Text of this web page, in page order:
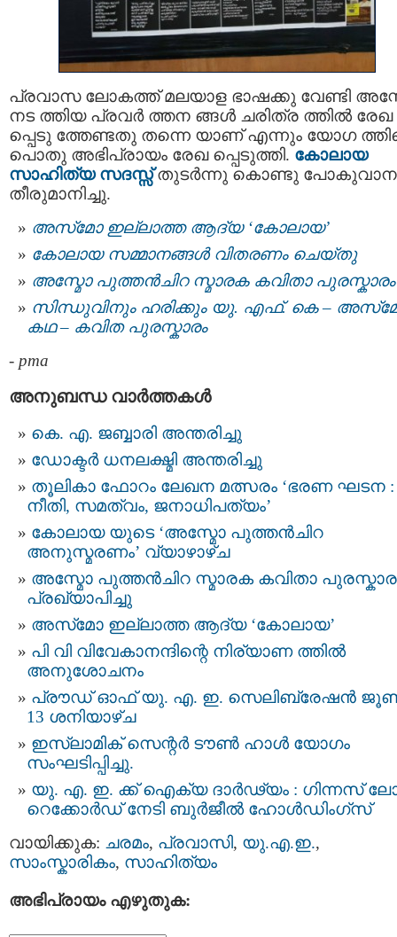
പ്രവാസ ലോകത്ത് മലയാള ഭാഷക്കു വേണ്ടി
നട ത്തിയ പ്രവർ ത്തന ങ്ങൾ ചരിത്ര ത്തിൽ രേഖ
പ്പെടു ത്തേണ്ടതു തന്നെ യാണ് എന്നും യോഗ
പൊതു അഭിപ്രായം രേഖ പ്പെടുത്തി. കോലായ
സാഹിത്യ സദസ്സ്തുടർന്നു കൊണ്ടു
തീരുമാനിച്ചു.
അസ്‌മോ ഇല്ലാത്ത ആദ്യ ‘കോലായ’
കോലായ സമ്മാനങ്ങള്‍ വിതരണം ചെയ്തു
അസ്മോ പുത്തൻചിറ സ്മാരക കവിതാ പുരസ്കാരം
സിന്ധുവിനും ഹരിക്കും യു. എഫ്. കെ –
കഥ – കവിത പുരസ്കാരം
- pma
അനുബന്ധ വാര്‍ത്തകള്‍
കെ. എ. ജബ്ബാരി അന്തരിച്ചു
ഡോക്ടർ ധനലക്ഷ്മി അന്തരിച്ചു
തൂലികാ ഫോറം ലേഖന മത്സരം ‘ഭരണ ഘടന :
നീതി, സമത്വം, ജനാധിപത്യം’
കോലായ യുടെ ‘അസ്മോ പുത്തന്‍ചിറ
അനുസ്മരണം’ വ്യാഴാഴ്ച
അസ്മോ പുത്തൻചിറ സ്മാരക കവിതാ
പ്രഖ്യാപിച്ചു
അസ്‌മോ ഇല്ലാത്ത ആദ്യ ‘കോലായ’
പി വി വിവേകാനന്ദിന്റെ നിര്യാണ ത്തിൽ
അനുശോചനം
പ്രൗഡ് ഓഫ് യു. എ. ഇ. സെലിബ്രേഷൻ
13 ശനിയാഴ്ച
ഇസ്‌ലാമിക് സെന്റർ ടൗൺ ഹാൾ യോഗം
സംഘടിപ്പിച്ചു.
യു. എ. ഇ. ക്ക് ഐക്യ ദാര്‍ഢ്യം : ഗിന്നസ്
റെക്കോര്‍ഡ് നേടി ബുർജീൽ ഹോൾഡിംഗ്‌സ്
വായിക്കുക: ചരമം, പ്രവാസി, യു.എ.ഇ.,
സാംസ്കാരികം, സാഹിത്യം
അഭിപ്രായം എഴുതുക: